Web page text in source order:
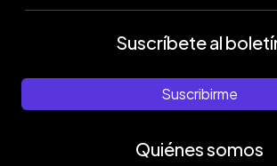
Suscríbete al
Suscribirme
Quiénes somos